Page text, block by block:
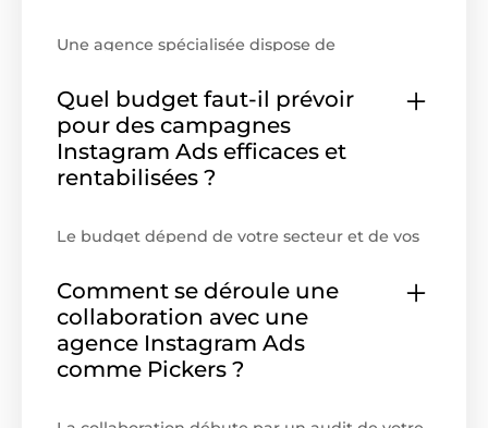
Une agence spécialisée dispose de
structurer, tester et optimiser les campagnes
Instagram Ads de manière continue. Elle
maîtrise les mécaniques Meta, les formats
publicitaires, les audiences et les signaux de
performance, ce qui permet d’améliorer plus
rentabilité des investissements.
Quel budget faut-il prévoir
pour des campagnes
Instagram Ads efficaces et
rentabilisées ?
Le budget dépend de votre secteur et de vos
généralement nécessaire pour identifier les
audiences et les créations les plus
performantes. L’agence vous accompagne
pour déterminer une enveloppe cohérente,
capable de générer des résultats exploitables,
campagnes rentables (scaler).
Comment se déroule une
collaboration avec une
agence Instagram Ads
comme Pickers ?